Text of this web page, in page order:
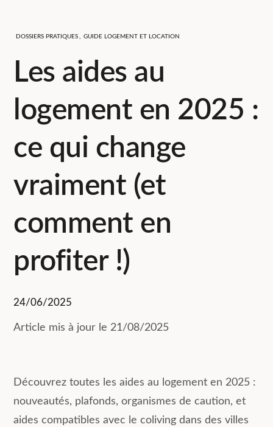
DOSSIERS PRATIQUES GUIDE LOGEMENT ET LOCATION
Les aides au
logement en 2025 :
ce qui change
vraiment (et
comment en
profiter !)
24/06/2025
Article mis à jour le 21/08/2025
Découvrez toutes les aides au logement en 2025 :
nouveautés, plafonds, organismes de caution, et
aides compatibles avec le coliving dans des villes